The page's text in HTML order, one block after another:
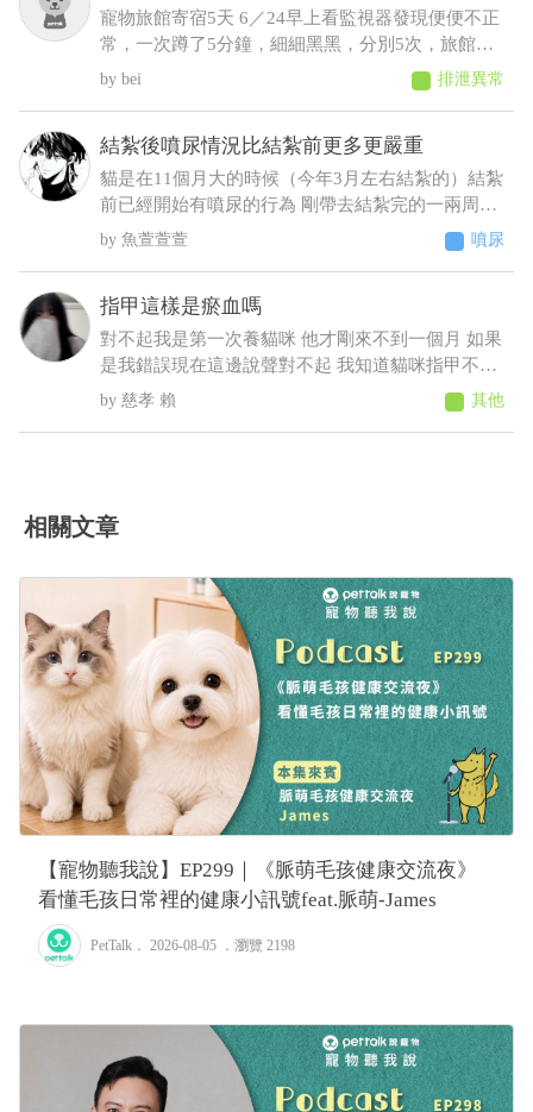
寵物旅館寄宿5天 6／24早上看監視器發現便便不正
常，一次蹲了5分鐘，細細黑黑，分別5次，旅館通
報早上吐 中午接回，回來不進食，只喝水，且晚間
拉了2次黑便〔帶紅果凍型態的晶體〕 6／25 清晨
來！ 6／25下午帶去旅館指定的獸醫院看診 肛門觸
診完，醫生判斷潰瘍性結直腸炎，隨即打了制酸
劑，給了胃粘膜保護劑跟止瀉 7/2告知旅館回診血檢
期中這三項不正常BUN66/RBC9.13/ALT87，旅館改
口說不是他們的問題，沒證據足以判斷是馬陸造成
24凌晨他們說正常，但我看已經很怪了 勞煩醫生幫
我看一下，謝謝
bei 排泄異常
結紮後噴尿情況比結紮前更多更嚴重
貓是在11個月大的時候（今年3月左右結紮的）結紮
前已經開始有噴尿的行為 剛帶去結紮完的一兩周基
本沒噴尿 之後的時間經常噴尿 原先只是床旁邊的牆
壁 到後來床頭櫃、衣櫃、電腦螢幕、電腦主機 連在
噴了 至今仍未改善而且還越來越嚴重（噴的範圍越
來越多 甚至剛噴完牆壁不到10秒又去噴衣櫃）這種
情況該怎麼解決 被噴到很崩潰想送養了
魚萱萱萱 噴尿
指甲這樣是瘀血嗎
對不起我是第一次養貓咪 他才剛來不到一個月 如果
是我錯誤現在這邊說聲對不起 我知道貓咪指甲不能
剪太深 我有先做功課 上一次剪完大概兩個禮拜 我
今天要幫他剪的時候發現他很抗拒 一看發現他腳有
慈孝 賴 其他
相關文章
【寵物聽我說】EP299｜《脈萌毛孩健康交流夜》
看懂毛孩日常裡的健康小訊號feat.脈萌-James
PetTalk ． 2026-08-05 ． 瀏覽 2198